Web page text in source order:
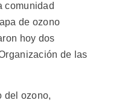
comunidad
de ozono
hoy dos
de las
del ozono,